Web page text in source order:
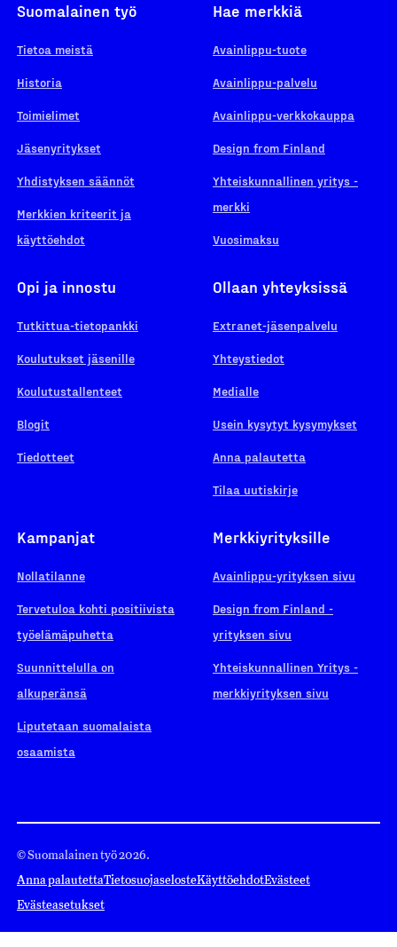
Suomalainen työ
Tietoa meistä
Historia
Toimielimet
Jäsenyritykset
Yhdistyksen säännöt
Merkkien kriteerit ja
käyttöehdot
Hae merkkiä
Avainlippu-tuote
Avainlippu-palvelu
Avainlippu-verkkokauppa
Design from Finland
Yhteiskunnallinen yritys -
merkki
Vuosimaksu
Opi ja innostu
Tutkittua-tietopankki
Koulutukset jäsenille
Koulutustallenteet
Blogit
Tiedotteet
Ollaan yhteyksissä
Extranet-jäsenpalvelu
Yhteystiedot
Medialle
Usein kysytyt kysymykset
Anna palautetta
Tilaa uutiskirje
Kampanjat
Nollatilanne
Tervetuloa kohti positiivista
työelämäpuhetta
Suunnittelulla on
alkuperänsä
Liputetaan suomalaista
osaamista
Merkkiyrityksille
Avainlippu-yrityksen sivu
Design from Finland -
yrityksen sivu
Yhteiskunnallinen Yritys -
merkkiyrityksen sivu
© Suomalainen työ 2026.
Anna palautettaTietosuojaselosteKäyttöehdotEvästeet
Evästeasetukset